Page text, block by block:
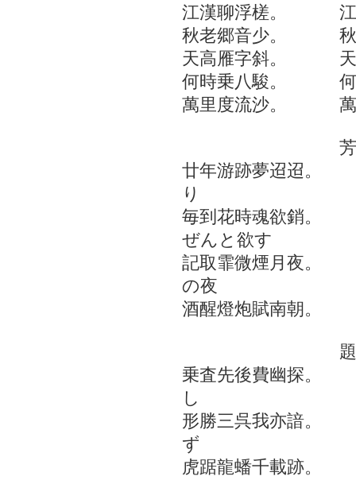
江漢聊浮槎。 江
秋老郷音少。 秋
天高雁字斜。 天
何時乗八駿。 何
萬里度流沙。 萬
芳山廿
廿年游跡夢迢迢
り
毎到花時魂欲銷
ぜんと欲す
記取霏微煙月夜
の夜
酒醒燈炮賦南朝
題伊藤鴛
乗査先後費幽探
し
形勝三呉我亦諳
ず
虎踞龍蟠千載跡